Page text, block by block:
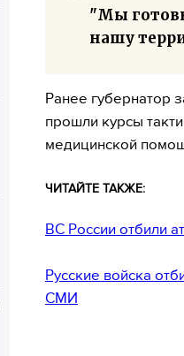
"Мы
нашу
Ранее губернатор
прошли курсы
медицинской
ЧИТАЙТЕ ТАКЖЕ:
ВС России отбили
Русские войска
СМИ